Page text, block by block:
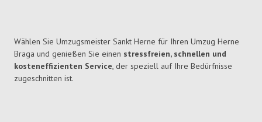
Wählen Sie Umzugsmeister Sankt Herne für Ihren Umzug Herne
Braga und genießen Sie einen stressfreien, schnellen und
kosteneffizienten Service, der speziell auf Ihre Bedürfnisse
zugeschnitten ist.